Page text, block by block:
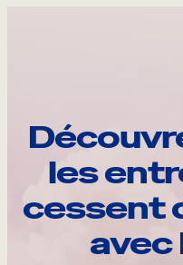
les
cessent
avec